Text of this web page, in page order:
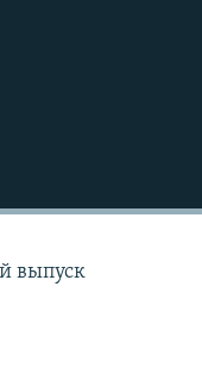
выпуск